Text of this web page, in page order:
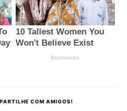
COM AMIGOS!